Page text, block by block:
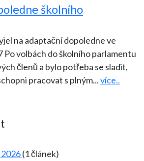
školního
na adaptační dopoledne ve
členů a bylo potřeba se sladit,
pracovat s plným...více..
(1 článek)